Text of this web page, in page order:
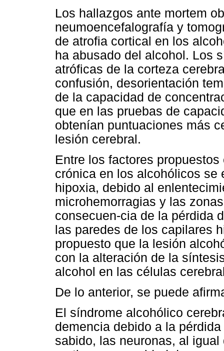
Los hallazgos ante mortem
neumoencefalografía y
de atrofia cortical en los
ha abusado del alcohol. Los
atróficas de la corteza
confusión, desorientación
de la capacidad de
que en las pruebas de
obtenían puntuaciones más
lesión cerebral.
Entre los factores
crónica en los alcohólicos se
hipoxia, debido al
microhemorragias y las
consecuen-cia de la pérdida
las paredes de los capilares
propuesto que la lesión
con la alteración de la
alcohol en las células
De lo anterior, se puede
El síndrome alcohólico
demencia debido a la
sabido, las neuronas, al